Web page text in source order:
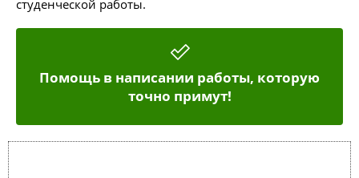
студенческой работы.
Помощь в написании работы, которую
точно примут!